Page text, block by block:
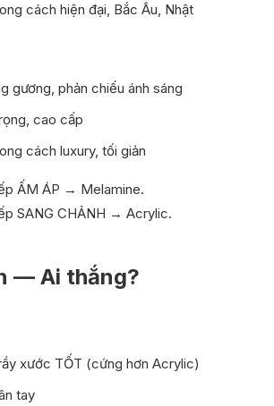
cách hiện đại, Bắc Âu, Nhật
gương, phản chiếu ánh sáng
cao cấp
cách luxury, tối giản
ẤM ÁP → Melamine.
SANG CHẢNH → Acrylic.
— Ai thắng?
xước TỐT (cứng hơn Acrylic)
tay